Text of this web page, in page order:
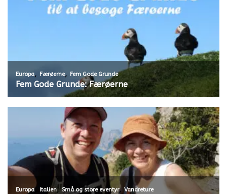
Europa, Færøerne, Fem Gode Grunde
Fem Gode Grunde: Færøerne
Europa, Italien,Små og store eventyr, Vandreture